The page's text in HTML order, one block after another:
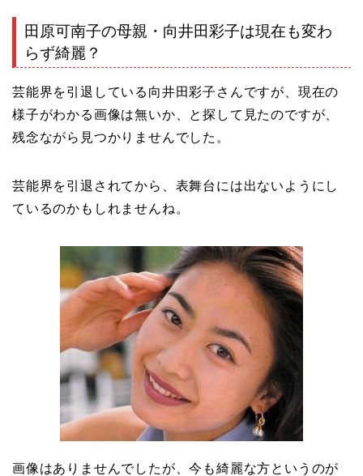
田原可南子の母親・向井田彩子は現在も変わ
らず綺麗？
芸能界を引退している向井田彩子さんですが、現在の
様子がわかる画像は無いか、と探して見たのですが、
残念ながら見つかりませんでした。
芸能界を引退されてから、表舞台には出ないようにし
ているのかもしれませんね。
画像はありませんでしたが、今も綺麗な方というのが